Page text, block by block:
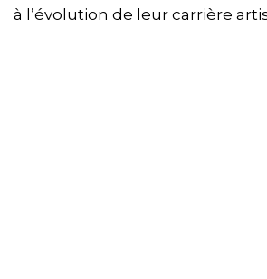
à l’évolution de leur carrière